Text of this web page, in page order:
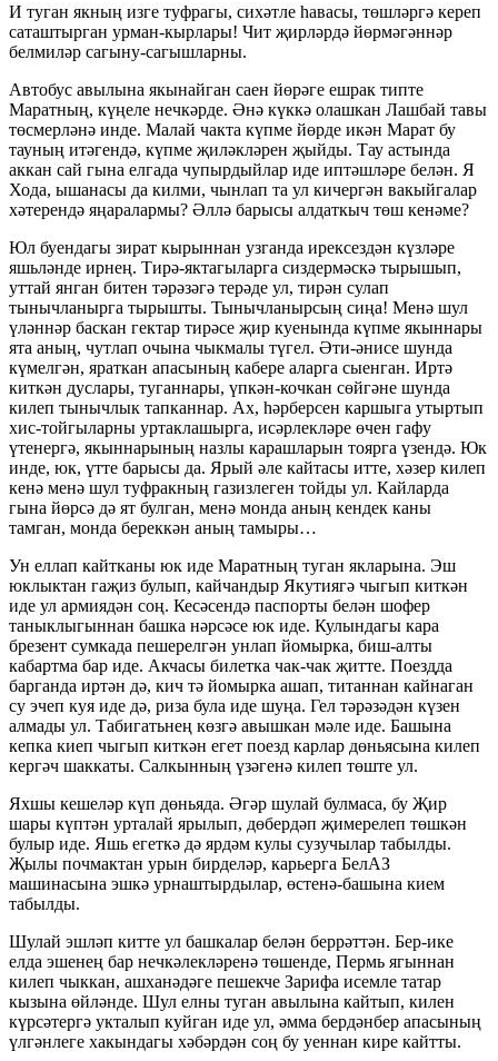
И туган якның изге туфрагы, сихәтле һавасы, төшләргә кереп
саташтырган урман-кырлары! Чит җирләрдә йөрмәгәннәр
белмиләр сагыну-сагышларны.
Автобус авылына якынайган саен йөрәге ешрак типте
Маратның, күңеле нечкәрде. Әнә күккә олашкан Лашбай тавы
төсмерләнә инде. Малай чакта күпме йөрде икән Марат бу
тауның итәгендә, күпме җиләкләрен җыйды. Тау астында
аккан сай гына елгада чупырдыйлар иде иптәшләре белән. Я
Хода, ышанасы да килми, чынлап та ул кичергән вакыйгалар
хәтерендә яңаралармы? Әллә барысы алдаткыч төш кенәме?
Юл буендагы зират кырыннан узганда ирексездән күзләре
яшьләнде ирнең. Тирә-яктагыларга сиздермәскә тырышып,
уттай янган битен тәрәзәгә терәде ул, тирән сулап
тынычланырга тырышты. Тынычланырсың сиңа! Менә шул
үләннәр баскан гектар тирәсе җир куенында күпме якыннары
ята аның, чутлап очына чыкмалы түгел. Әти-әнисе шунда
күмелгән, яраткан апасының кабере аларга сыенган. Иртә
киткән дуслары, туганнары, үпкән-кочкан сөйгәне шунда
килеп тынычлык тапканнар. Ах, һәрберсен каршыга утыртып
хис-тойгыларны уртаклашырга, исәрлекләре өчен гафу
үтенергә, якыннарының назлы карашларын тоярга үзендә. Юк
инде, юк, үтте барысы да. Ярый әле кайтасы итте, хәзер килеп
кенә менә шул туфракның газизлеген тойды ул. Кайларда
гына йөрсә дә ят булган, менә монда аның кендек каны
тамган, монда береккән аның тамыры…
Ун еллап кайтканы юк иде Маратның туган якларына. Эш
юклыктан гаҗиз булып, кайчандыр Якутиягә чыгып киткән
иде ул армиядән соң. Кесәсендә паспорты белән шофер
таныклыгыннан башка нәрсәсе юк иде. Кулындагы кара
брезент сумкада пешерелгән унлап йомырка, биш-алты
кабартма бар иде. Акчасы билетка чак-чак җитте. Поездда
барганда иртән дә, кич тә йомырка ашап, титаннан кайнаган
су эчеп куя иде дә, риза була иде шуңа. Гел тәрәзәдән күзен
алмады ул. Табигатьнең көзгә авышкан мәле иде. Башына
кепка киеп чыгып киткән егет поезд карлар дөньясына килеп
кергәч шаккаты. Салкынның үзәгенә килеп төште ул.
Яхшы кешеләр күп дөньяда. Әгәр шулай булмаса, бу Җир
шары күптән урталай ярылып, дөбердәп җимерелеп төшкән
булыр иде. Яшь егеткә дә ярдәм кулы сузучылар табылды.
Җылы почмактан урын бирделәр, карьерга БелАЗ
машинасына эшкә урнаштырдылар, өстенә-башына кием
табылды.
Шулай эшләп китте ул башкалар белән беррәттән. Бер-ике
елда эшенең бар нечкәлекләренә төшенде, Пермь ягыннан
килеп чыккан, ашханәдәге пешекче Зарифа исемле татар
кызына өйләнде. Шул елны туган авылына кайтып, килен
күрсәтергә укталып куйган иде ул, әмма бердәнбер апасының
үлгәнлеге хакындагы хәбәрдән соң бу уеннан кире кайтты.